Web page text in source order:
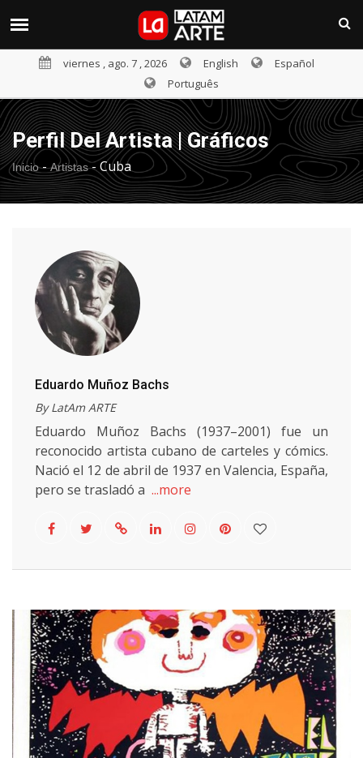
viernes , ago. 7 , 2026 English
Español
Português
Perfil Del Artista | Gráficos
Inicio- Artistas-Cuba
Eduardo Muñoz Bachs
By LatAm ARTE
Eduardo Muñoz Bachs (1937–2001) fue un
reconocido artista cubano de carteles y cómics.
Nació el 12 de abril de 1937 en Valencia, España,
pero se trasladó a ...more